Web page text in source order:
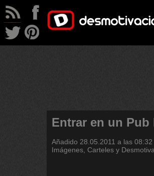
Entrar en un Pub
Añadido 28.05.2011 a las 08:32
Imágenes, Carteles y